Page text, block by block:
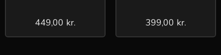
449,00 kr. 399,00 kr.